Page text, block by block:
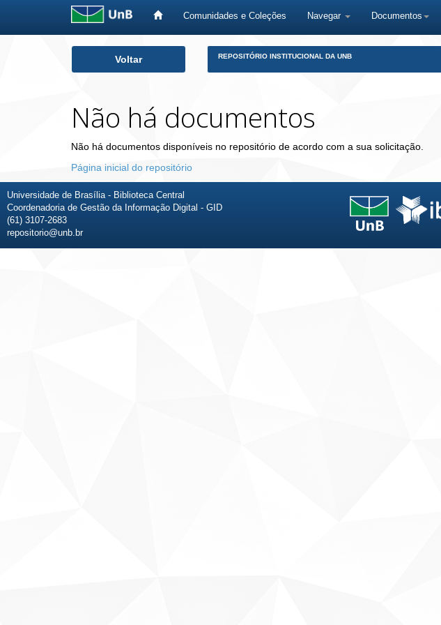
Comunidades e Coleções Navegar Documentos
Voltar REPOSITÓRIO INSTITUCIONAL DA UNB
Não há documentos
Não há documentos disponíveis no repositório de acordo com a sua solicitação.
Página inicial do repositório
Universidade de Brasília - Biblioteca Central
Coordenadoria de Gestão da Informação Digital - GID
(61) 3107-2683
repositorio@unb.br